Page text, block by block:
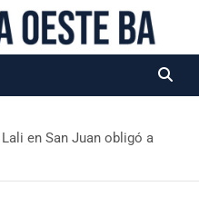
en San Juan obligó a